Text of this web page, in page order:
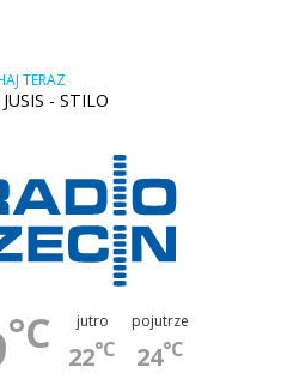
TERAZ
- STILO
°C jutro
22°C
pojutrze
24°C